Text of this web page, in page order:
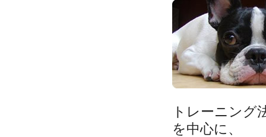
トレーニング
を中心に、